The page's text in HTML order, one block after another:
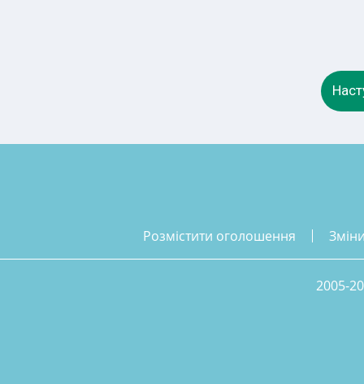
розмістити оголошення
2005-